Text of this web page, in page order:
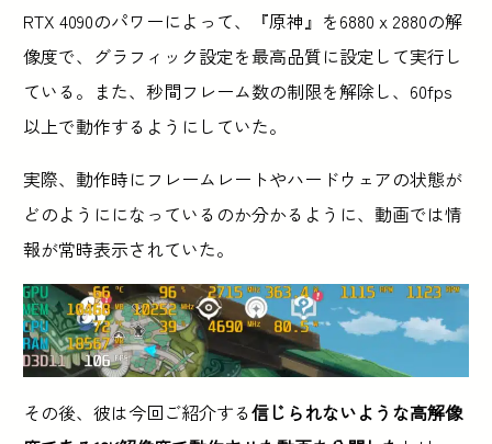
RTX 4090のパワーによって、『原神』を6880 x 2880の解
像度で、グラフィック設定を最高品質に設定して実行し
ている。また、秒間フレーム数の制限を解除し、60fps
以上で動作するようにしていた。
実際、動作時にフレームレートやハードウェアの状態が
どのようにになっているのか分かるように、動画では情
報が常時表示されていた。
その後、彼は今回ご紹介する信じられないような高解像